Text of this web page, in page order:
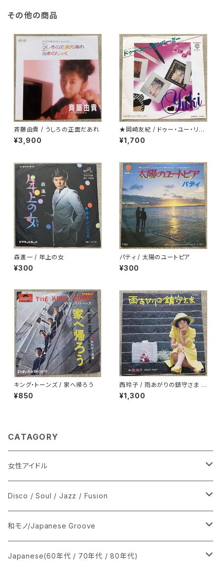
その他の商品
斉藤由貴 / うしろの正面だあれ
¥3,900
★岡崎友紀 / ドゥー・ユー・リメ
ンバー・ミー
¥1,700
森進一 / 年上の女
¥300
パティ / 太陽のユートピア
¥300
キング・トーンズ / 家へ帰ろう
¥850
西玲子 / 雨あがりの鎮守さま プ
ロモ
¥1,300
CATAGORY
女性アイドル
シングル盤
あ行
か行
LP
CD
Disco / Soul / Jazz / Fusion
シングル盤
A
12インチ・シングル
和モノ/Japanese Groove
シングル盤
Japanese(60年代 / 70年代 / 80年代)